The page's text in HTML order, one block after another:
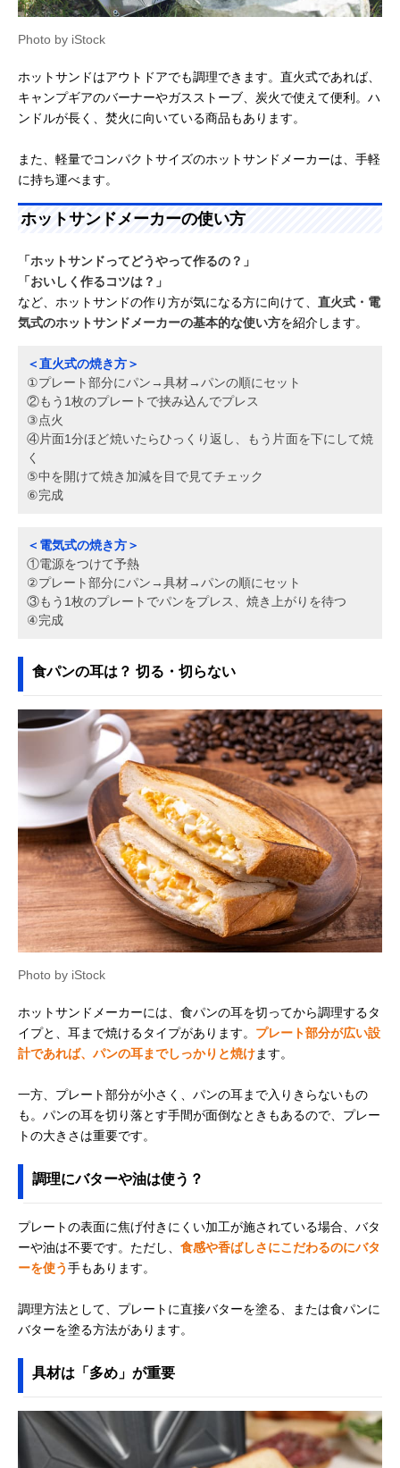
Photo by iStock
ホットサンドはアウトドアでも調理できます。直火式であれば、
キャンプギアのバーナーやガスストーブ、炭火で使えて便利。ハ
ンドルが長く、焚火に向いている商品もあります。
また、軽量でコンパクトサイズのホットサンドメーカーは、手軽
に持ち運べます。
ホットサンドメーカーの使い方
「ホットサンドってどうやって作るの？」
「おいしく作るコツは？」
など、ホットサンドの作り方が気になる方に向けて、 直火式・電
気式のホットサンドメーカーの基本的な使い方を紹介します。
＜直火式の焼き方＞
①プレート部分にパン→具材→パンの順にセット
②もう1枚のプレートで挟み込んでプレス
③点火
④片面1分ほど焼いたらひっくり返し、もう片面を下にして焼
く
⑤中を開けて焼き加減を目で見てチェック
⑥完成
＜電気式の焼き方＞
①電源をつけて予熱
②プレート部分にパン→具材→パンの順にセット
③もう1枚のプレートでパンをプレス、焼き上がりを待つ
④完成
食パンの耳は？ 切る・切らない
Photo by iStock
ホットサンドメーカーには、食パンの耳を切ってから調理するタ
イプと、耳まで焼けるタイプがあります。 プレート部分が広い設
計であれば、パンの耳までしっかりと焼けます。
一方、プレート部分が小さく、パンの耳まで入りきらないもの
も。パンの耳を切り落とす手間が面倒なときもあるので、プレー
トの大きさは重要です。
調理にバターや油は使う？
プレートの表面に焦げ付きにくい加工が施されている場合、バタ
ーや油は不要です。ただし、 食感や香ばしさにこだわるのにバタ
ーを使う手もあります。
調理方法として、プレートに直接バターを塗る、または食パンに
バターを塗る方法があります。
具材は「多め」が重要